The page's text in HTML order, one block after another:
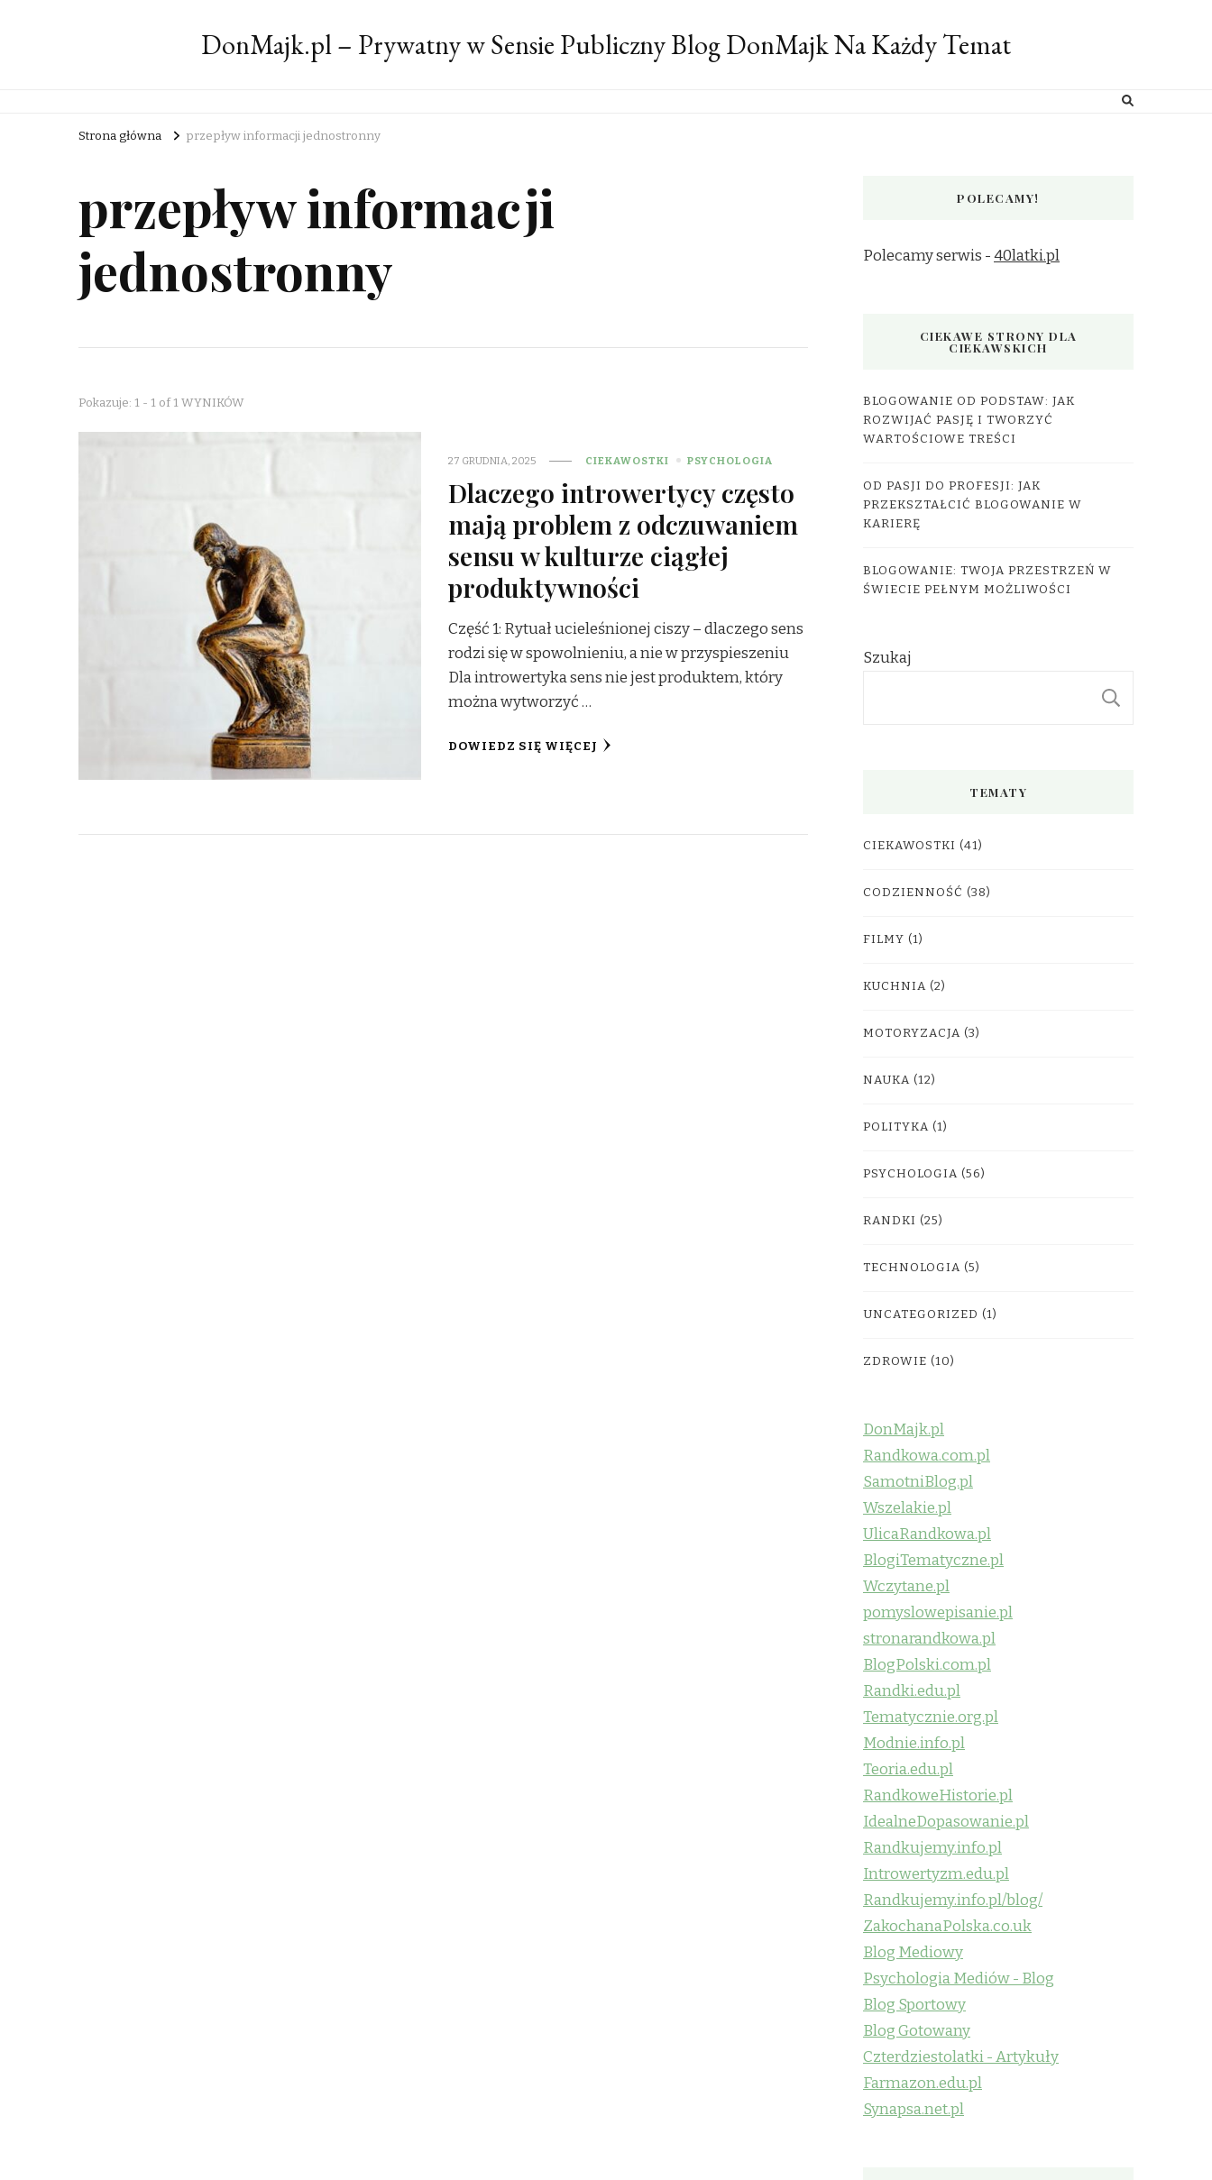
DonMajk.pl – Prywatny w Sensie Publiczny Blog DonMajk Na Każdy Temat
Strona główna przepływ informacji jednostronny
przepływ informacji
jednostronny
Pokazuje: 1 - 1 of 1 WYNIKÓW
27 GRUDNIA, 2025 CIEKAWOSTKI PSYCHOLOGIA
Dlaczego introwertycy często
mają problem z odczuwaniem
sensu w kulturze ciągłej
produktywności
Część 1: Rytuał ucieleśnionej ciszy – dlaczego sens
rodzi się w spowolnieniu, a nie w przyspieszeniu
Dla introwertyka sens nie jest produktem, który
można wytworzyć …
DOWIEDZ SIĘ WIĘCEJ
POLECAMY!
Polecamy serwis -40latki.pl
CIEKAWE STRONY DLA
CIEKAWSKICH
BLOGOWANIE OD PODSTAW: JAK
ROZWIJAĆ PASJĘ I TWORZYĆ
WARTOŚCIOWE TREŚCI
OD PASJI DO PROFESJI: JAK
PRZEKSZTAŁCIĆ BLOGOWANIE W
KARIERĘ
BLOGOWANIE: TWOJA PRZESTRZEŃ W
ŚWIECIE PEŁNYM MOŻLIWOŚCI
Szukaj
TEMATY
CIEKAWOSTKI (41)
CODZIENNOŚĆ (38)
FILMY (1)
KUCHNIA (2)
MOTORYZACJA (3)
NAUKA (12)
POLITYKA (1)
PSYCHOLOGIA (56)
RANDKI (25)
TECHNOLOGIA (5)
UNCATEGORIZED (1)
ZDROWIE (10)
DonMajk.pl
Randkowa.com.pl
SamotniBlog.pl
Wszelakie.pl
UlicaRandkowa.pl
BlogiTematyczne.pl
Wczytane.pl
pomyslowepisanie.pl
stronarandkowa.pl
BlogPolski.com.pl
Randki.edu.pl
Tematycznie.org.pl
Modnie.info.pl
Teoria.edu.pl
RandkoweHistorie.pl
IdealneDopasowanie.pl
Randkujemy.info.pl
Introwertyzm.edu.pl
Randkujemy.info.pl/blog/
ZakochanaPolska.co.uk
Blog Mediowy
Psychologia Mediów - Blog
Blog Sportowy
Blog Gotowany
Czterdziestolatki - Artykuły
Farmazon.edu.pl
Synapsa.net.pl